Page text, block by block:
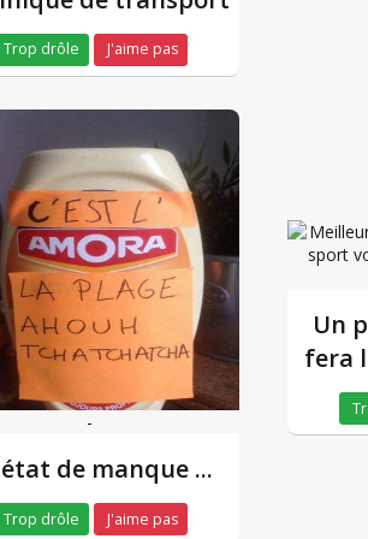
Trop drôle J'aime pas
-
de manque ...
Trop drôle J'aime pas
Un
fera